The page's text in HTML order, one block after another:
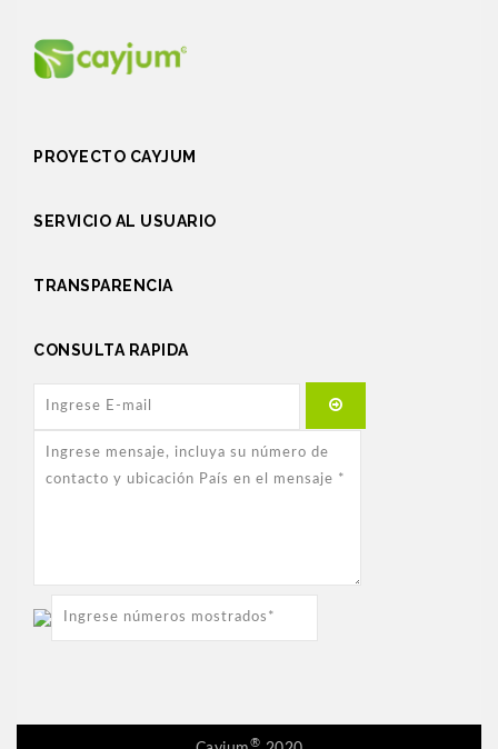
PROYECTO CAYJUM
SERVICIO AL USUARIO
TRANSPARENCIA
CONSULTA RAPIDA
®